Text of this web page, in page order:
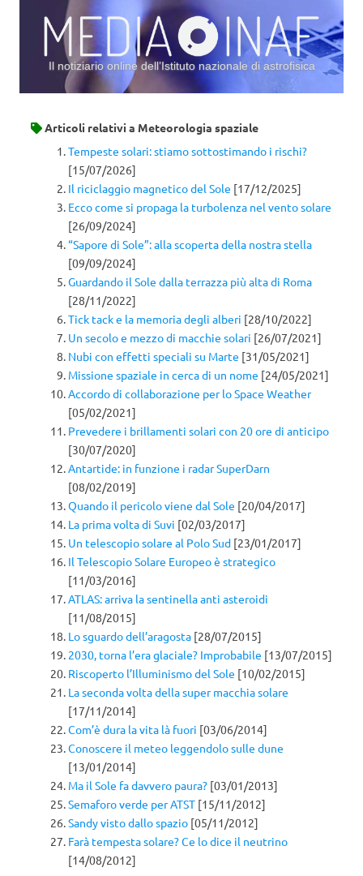
Il notiziario online dell’Istituto nazionale di astrofisica
Articoli relativi a Meteorologia spaziale
Tempeste solari: stiamo sottostimando i rischi?
[15/07/2026]
Il riciclaggio magnetico del Sole [17/12/2025]
Ecco come si propaga la turbolenza nel vento solare
[26/09/2024]
“Sapore di Sole”: alla scoperta della nostra stella
[09/09/2024]
Guardando il Sole dalla terrazza più alta di Roma
[28/11/2022]
Tick tack e la memoria degli alberi [28/10/2022]
Un secolo e mezzo di macchie solari [26/07/2021]
Nubi con effetti speciali su Marte [31/05/2021]
Missione spaziale in cerca di un nome [24/05/2021]
Accordo di collaborazione per lo Space Weather
[05/02/2021]
Prevedere i brillamenti solari con 20 ore di anticipo
[30/07/2020]
Antartide: in funzione i radar SuperDarn
[08/02/2019]
Quando il pericolo viene dal Sole [20/04/2017]
La prima volta di Suvi [02/03/2017]
Un telescopio solare al Polo Sud [23/01/2017]
Il Telescopio Solare Europeo è strategico
[11/03/2016]
ATLAS: arriva la sentinella anti asteroidi
[11/08/2015]
Lo sguardo dell’aragosta [28/07/2015]
2030, torna l’era glaciale? Improbabile [13/07/2015]
Riscoperto l’Illuminismo del Sole [10/02/2015]
La seconda volta della super macchia solare
[17/11/2014]
Com’è dura la vita là fuori [03/06/2014]
Conoscere il meteo leggendolo sulle dune
[13/01/2014]
Ma il Sole fa davvero paura? [03/01/2013]
Semaforo verde per ATST [15/11/2012]
Sandy visto dallo spazio [05/11/2012]
Farà tempesta solare? Ce lo dice il neutrino
[14/08/2012]